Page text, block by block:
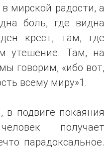
мирской радости, а
боль, где видна
крест, там, где
утешение. Там, на
говорим, «ибо вот,
всему миру»1.
в подвиге покаяния
получает
парадоксальное.